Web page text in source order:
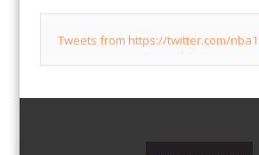
Tweets from https://twitter.com/